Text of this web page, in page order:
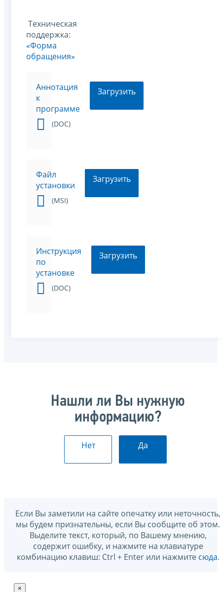
Техническая
поддержка:
«Форма
обращения»
Аннотация
к
программе
(DOC)
Загрузить
Файл
установки
(MSI)
Загрузить
Инструкция
по
установке
(DOC)
Загрузить
Нашли ли Вы нужную
информацию?
Нет Да
Если Вы заметили на сайте опечатку или неточность,
мы будем признательны, если Вы сообщите об этом.
Выделите текст, который, по Вашему мнению,
содержит ошибку, и нажмите на клавиатуре
комбинацию клавиш: Ctrl + Enter или нажмите сюда.
×